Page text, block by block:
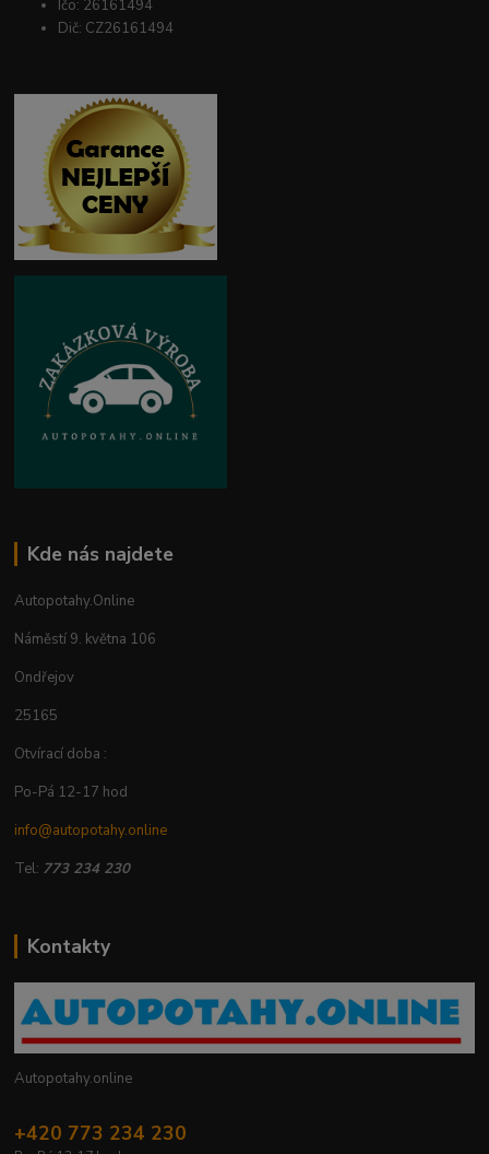
Ičo: 26161494
Dič: CZ26161494
Kde nás najdete
Autopotahy.Online
Náměstí 9. května 106
Ondřejov
25165
Otvírací doba :
Po-Pá 12-17 hod
info@autopotahy.online
Tel: 773 234 230
Kontakty
Autopotahy.online
+420 773 234 230